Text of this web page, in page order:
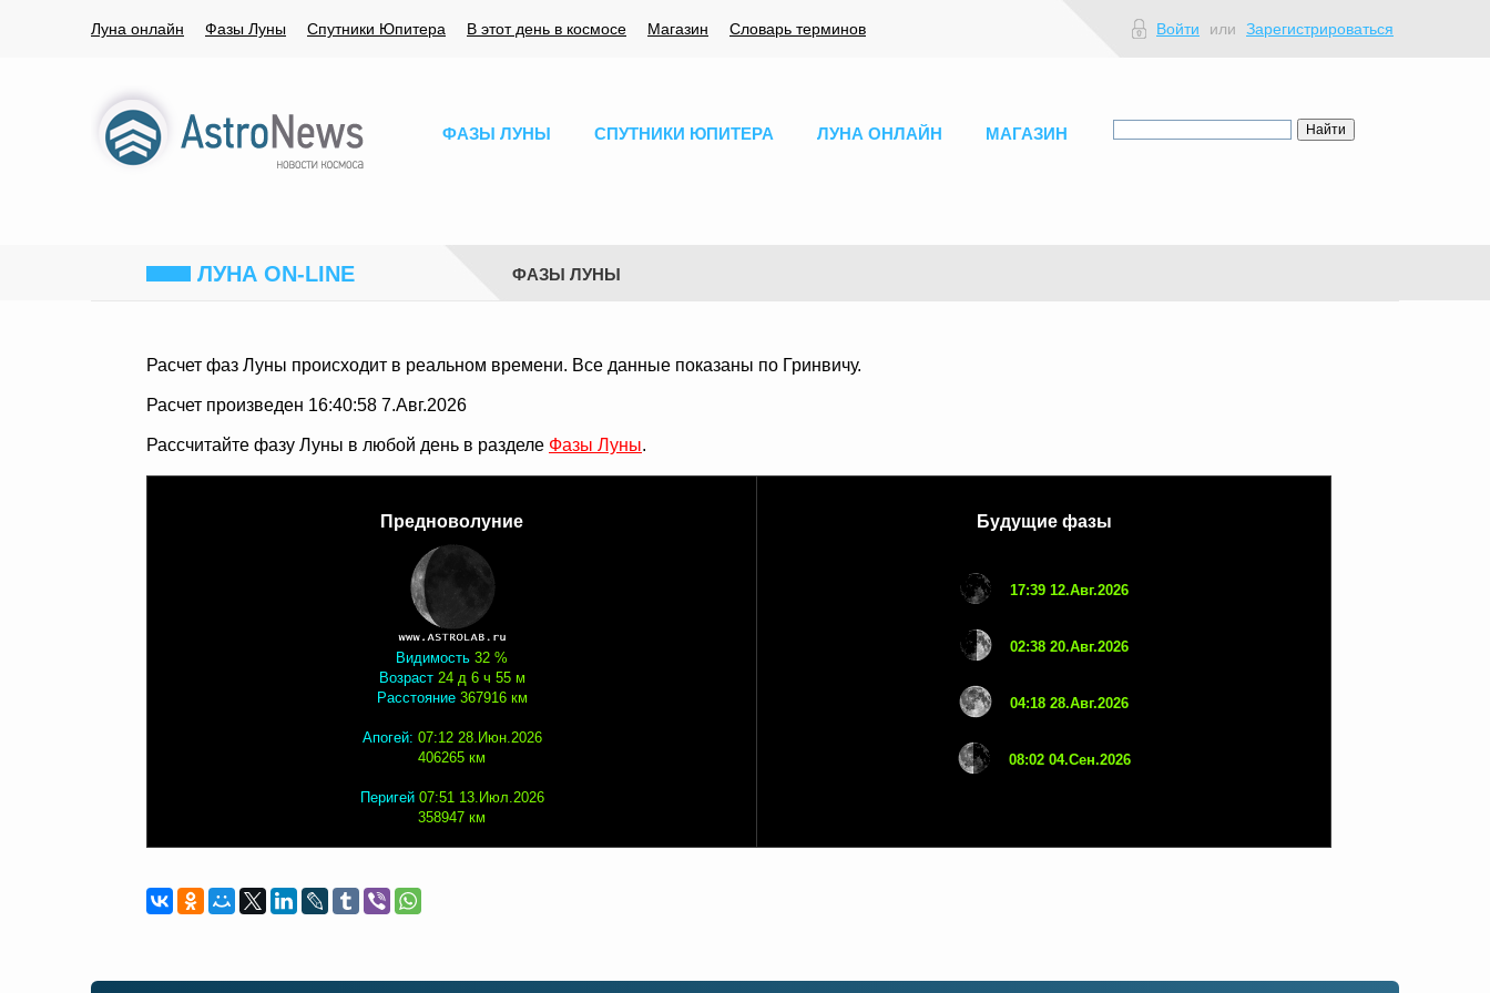
Луна онлайн Фазы Луны Спутники Юпитера В этот день в космосе Магазин Словарь терминов Войти или Зарегистрироваться
ФАЗЫ ЛУНЫ СПУТНИКИ ЮПИТЕРА ЛУНА ОНЛАЙН МАГАЗИН
ЛУНА ON-LINE ФАЗЫ ЛУНЫ
Расчет фаз Луны происходит в реальном времени. Все данные показаны по Гринвичу.
Расчет произведен 16:40:58 7.Авг.2026
Рассчитайте фазу Луны в любой день в разделе Фазы Луны.
Предноволуние
Видимость 32 %
Возраст 24 д 6 ч 55 м
Расстояние 367916 км
Апогей: 07:12 28.Июн.2026
406265 км
Перигей 07:51 13.Июл.2026
358947 км
Будущие фазы
17:39 12.Авг.2026
02:38 20.Авг.2026
04:18 28.Авг.2026
08:02 04.Сен.2026